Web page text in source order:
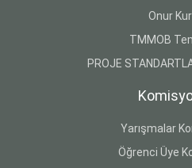
Onur
TMMOB
PROJE
Yarışmalar
Öğrenci Üye